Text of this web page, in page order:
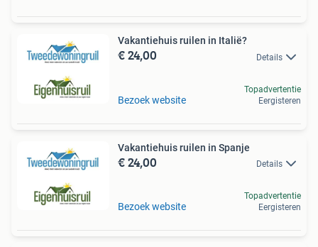
Vakantiehuis ruilen in Italië?
€ 24,00 Details
Bezoek website
Topadvertentie
Eergisteren
Vakantiehuis ruilen in Spanje
€ 24,00 Details
Bezoek website
Topadvertentie
Eergisteren